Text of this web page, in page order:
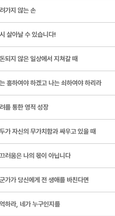
가지 않는 손
살아날 수 있습니다!
되지 않은 일상에서 지쳐갈 때
흥하여야 하겠고 나는 쇠하여야 하리라
를 통한 영적 성장
가 자신의 무가치함과 싸우고 있을 때
러움은 나의 몫이 아닙니다
가가 당신에게 전 생애를 바친다면
하라, 네가 누구인지를